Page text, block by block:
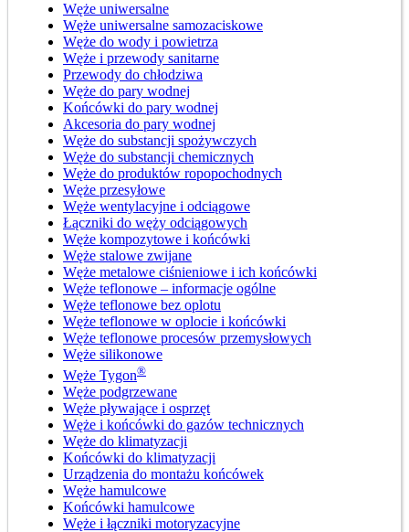
Węże uniwersalne
Węże uniwersalne samozaciskowe
Węże do wody i powietrza
Węże i przewody sanitarne
Przewody do chłodziwa
Węże do pary wodnej
Końcówki do pary wodnej
Akcesoria do pary wodnej
Węże do substancji spożywczych
Węże do substancji chemicznych
Węże do produktów ropopochodnych
Węże przesyłowe
Węże wentylacyjne i odciągowe
Łączniki do węży odciągowych
Węże kompozytowe i końcówki
Węże stalowe zwijane
Węże metalowe ciśnieniowe i ich końcówki
Węże teflonowe – informacje ogólne
Węże teflonowe bez oplotu
Węże teflonowe w oplocie i końcówki
Węże teflonowe procesów przemysłowych
Węże silikonowe
Węże Tygon®
Węże podgrzewane
Węże pływające i osprzęt
Węże i końcówki do gazów technicznych
Węże do klimatyzacji
Końcówki do klimatyzacji
Urządzenia do montażu końcówek
Węże hamulcowe
Końcówki hamulcowe
Węże i łączniki motoryzacyjne